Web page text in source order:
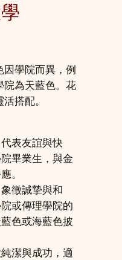
學院而異，例
院為天藍色。花
搭配。
表友誼與快
畢業生，與金
。
象徵誠摯與和
或傳理學院的
色或海藍色披
純潔與成功，適